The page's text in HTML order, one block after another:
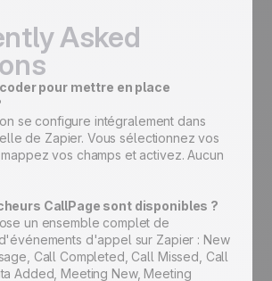
Asked
pour mettre en place
se configure intégralement dans
de Zapier. Vous sélectionnez vos
vos champs et activez. Aucun
CallPage sont disponibles ?
un ensemble complet de
d'appel sur Zapier : New
Call Completed, Call Missed, Call
Added, Meeting New, Meeting